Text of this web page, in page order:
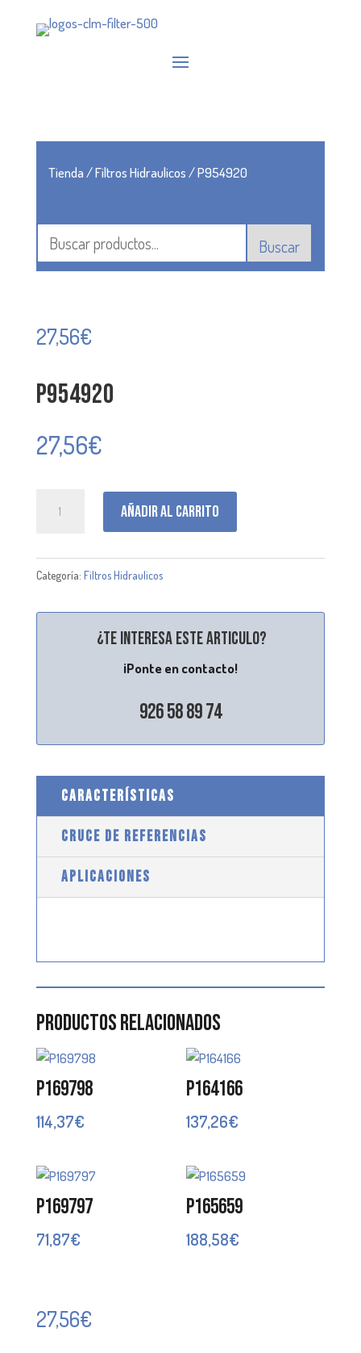
Tienda/Filtros Hidraulicos/ P954920
Buscar
27,56€
P954920
27,56€
Añadir al carrito
Categoría: Filtros Hidraulicos
¿Te interesa este articulo?
¡Ponte en contacto!
926 58 89 74
CARACTERÍSTICAS
CRUCE DE REFERENCIAS
APLICACIONES
Productos relacionados
P169798
114,37€
P164166
137,26€
P169797
71,87€
P165659
188,58€
27,56€